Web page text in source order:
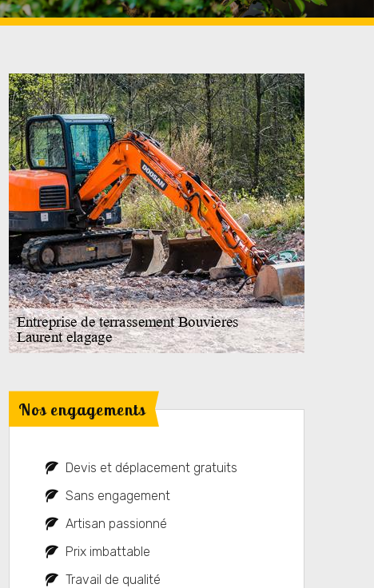
Nos engagements
Devis et déplacement gratuits
Sans engagement
Artisan passionné
Prix imbattable
Travail de qualité